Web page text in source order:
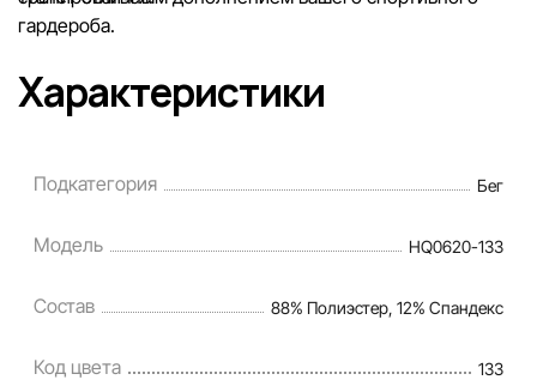
гардероба.
Характеристики
Подкатегория Бег
Модель HQ0620-133
Состав 88% Полиэстер, 12% Спандекс
Код цвета 133